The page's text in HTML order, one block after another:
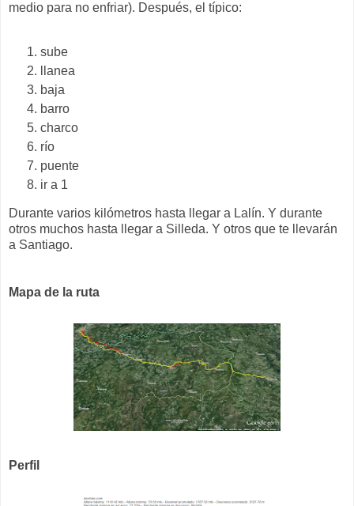
medio para no enfriar). Después, el típico:
sube
llanea
baja
barro
charco
río
puente
ir a 1
Durante varios kilómetros hasta llegar a Lalín. Y durante
otros muchos hasta llegar a Silleda. Y otros que te llevarán
a Santiago.
Mapa de la ruta
Perfil